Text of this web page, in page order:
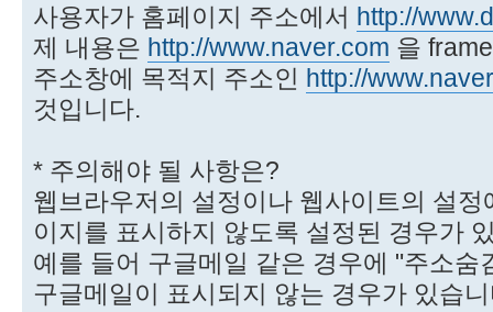
사용자가 홈페이지 주소에서 http://
제 내용은 http://www.naver.com 을
주소창에 목적지 주소인 http://
것입니다.
* 주의해야 될 사항은?
웹브라우저의 설정이나 웹사이트의 설
이지를 표시하지 않도록 설정된 경우가
예를 들어 구글메일 같은 경우에 "주소숨
구글메일이 표시되지 않는 경우가 있습